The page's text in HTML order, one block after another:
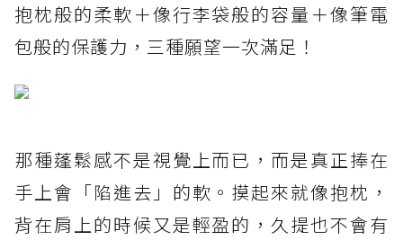
抱枕般的柔軟＋像行李袋般的容量＋像筆電
包般的保護力，三種願望一次滿足！
那種蓬鬆感不是視覺上而已，而是真正捧在
手上會「陷進去」的軟。摸起來就像抱枕，
背在肩上的時候又是輕盈的，久提也不會有